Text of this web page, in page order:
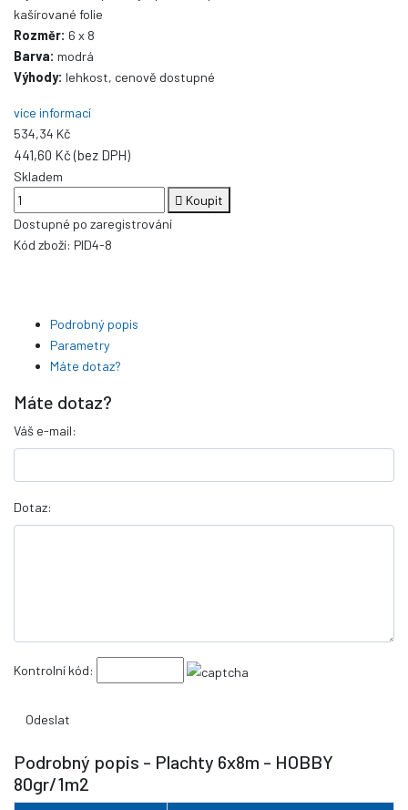
kašírované folie
Rozměr: 6 x 8
Barva: modrá
Výhody: lehkost, cenově dostupné
více informací
534,34 Kč
441,60 Kč (bez DPH)
Skladem
Koupit
Dostupné po zaregistrování
Kód zboží: PID4-8
Podrobný popis
Parametry
Máte dotaz?
Máte dotaz?
Váš e-mail:
Dotaz:
Kontrolní kód:
Podrobný popis - Plachty 6x8m - HOBBY
80gr/1m2